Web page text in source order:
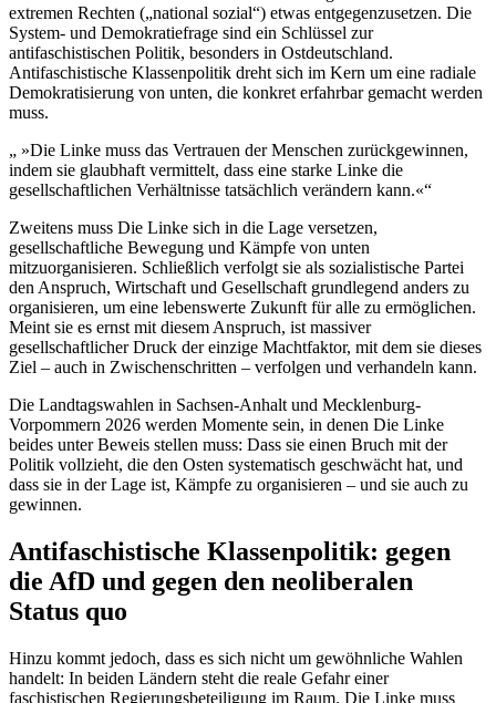
extremen Rechten („national sozial“) etwas entgegenzusetzen. Die
System- und Demokratiefrage sind ein Schlüssel zur
antifaschistischen Politik, besonders in Ostdeutschland.
Antifaschistische Klassenpolitik dreht sich im Kern um eine radiale
Demokratisierung von unten, die konkret erfahrbar gemacht werden
muss.
»Die Linke muss das Vertrauen der Menschen zurückgewinnen,
indem sie glaubhaft vermittelt, dass eine starke Linke die
gesellschaftlichen Verhältnisse tatsächlich verändern kann.«
Zweitens muss Die Linke sich in die Lage versetzen,
gesellschaftliche Bewegung und Kämpfe von unten
mitzuorganisieren. Schließlich verfolgt sie als sozialistische Partei
den Anspruch, Wirtschaft und Gesellschaft grundlegend anders zu
organisieren, um eine lebenswerte Zukunft für alle zu ermöglichen.
Meint sie es ernst mit diesem Anspruch, ist massiver
gesellschaftlicher Druck der einzige Machtfaktor, mit dem sie dieses
Ziel – auch in Zwischenschritten – verfolgen und verhandeln kann.
Die Landtagswahlen in Sachsen-Anhalt und Mecklenburg-
Vorpommern 2026 werden Momente sein, in denen Die Linke
beides unter Beweis stellen muss: Dass sie einen Bruch mit der
Politik vollzieht, die den Osten systematisch geschwächt hat, und
dass sie in der Lage ist, Kämpfe zu organisieren – und sie auch zu
gewinnen.
Antifaschistische Klassenpolitik: gegen
die AfD und gegen den neoliberalen
Status quo
Hinzu kommt jedoch, dass es sich nicht um gewöhnliche Wahlen
handelt: In beiden Ländern steht die reale Gefahr einer
faschistischen Regierungsbeteiligung im Raum. Die Linke muss